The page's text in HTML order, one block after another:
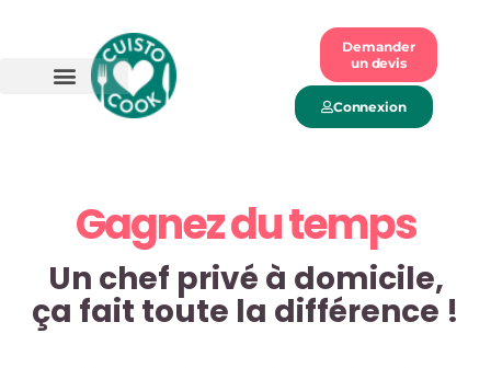
Demander
un devis
Connexion
Gagnez du
mieux
Un chef privé à domicile,
ça fait toute la différence !